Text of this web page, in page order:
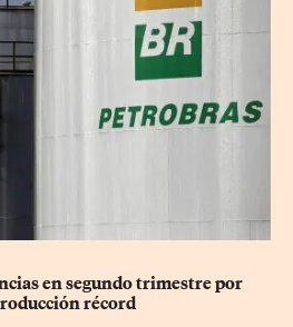
en segundo trimestre por
récord